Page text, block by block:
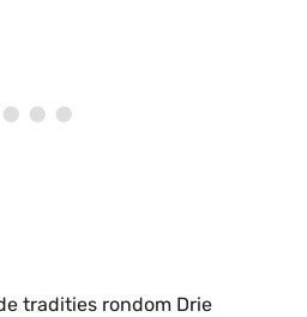
tradities rondom Drie